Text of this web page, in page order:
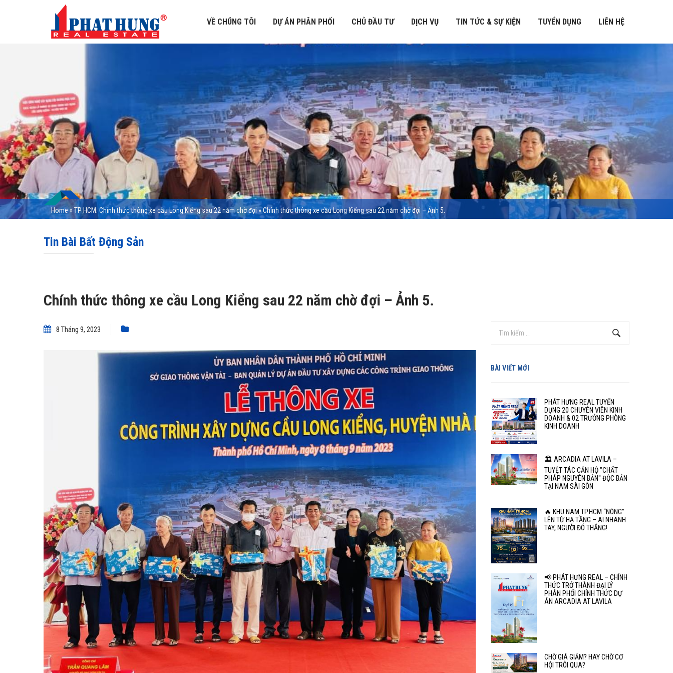
VỀ CHÚNG TÔI DỰ ÁN PHÂN PHỐI CHỦ ĐẦU TƯ DỊCH VỤ TIN TỨC & SỰ KIỆN TUYỂN DỤNG LIÊN HỆ
Home »TP HCM: Chính thức thông xe cầu Long Kiểng sau 22 năm chờ đợi »Chính thức thông xe cầu Long Kiểng sau 22 năm chờ đợi – Ảnh 5.
Tin Bài Bất Động Sản
Chính thức thông xe cầu Long Kiểng sau 22 năm chờ đợi – Ảnh 5.
8 Tháng 9, 2023
BÀI VIẾT MỚI
PHÁT HƯNG REAL TUYỂN
DỤNG 20 CHUYÊN VIÊN KINH
DOANH & 02 TRƯỞNG PHÒNG
KINH DOANH
🏛️ ARCADIA AT LAVILA –
TUYỆT TÁC CĂN HỘ "CHẤT
PHÁP NGUYÊN BẢN" ĐỘC BẢN
TẠI NAM SÀI GÒN
🔥 KHU NAM TP.HCM “NÓNG”
LÊN TỪ HẠ TẦNG – AI NHANH
TAY, NGƯỜI ĐÓ THẮNG!
📢 PHÁT HƯNG REAL – CHÍNH
THỨC TRỞ THÀNH ĐẠI LÝ
PHÂN PHỐI CHÍNH THỨC DỰ
ÁN ARCADIA AT LAVILA
CHỜ GIÁ GIẢM? HAY CHỜ CƠ
HỘI TRÔI QUA?